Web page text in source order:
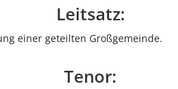
Leitsatz:
einer geteilten Großgemeinde.
Tenor: